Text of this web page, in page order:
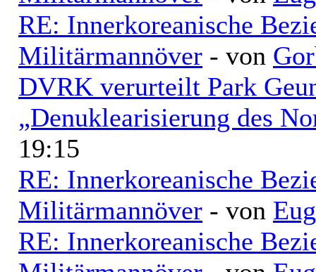
RE: Innerkoreanische
Militärmannöver - von
DVRK verurteilt Park
„Denuklearisierung des
19:15
RE: Innerkoreanische
Militärmannöver - von
RE: Innerkoreanische